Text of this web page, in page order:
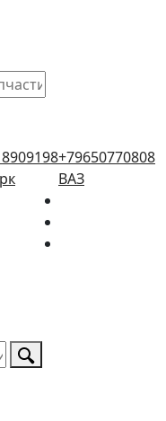
+79650770808
ВАЗ